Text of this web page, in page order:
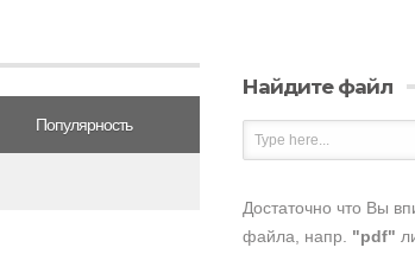
Популярность
Найдите файл
Достаточно что Вы
файла, напр. "pdf"